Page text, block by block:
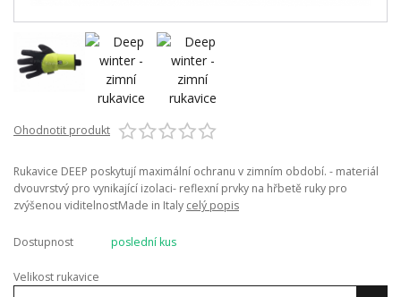
Ohodnotit produkt
Rukavice DEEP poskytují maximální ochranu v zimním období. - materiál
dvouvrstvý pro vynikající izolaci- reflexní prvky na hřbetě ruky pro
zvýšenou viditelnostMade in Italy celý popis
Dostupnost poslední kus
Velikost rukavice